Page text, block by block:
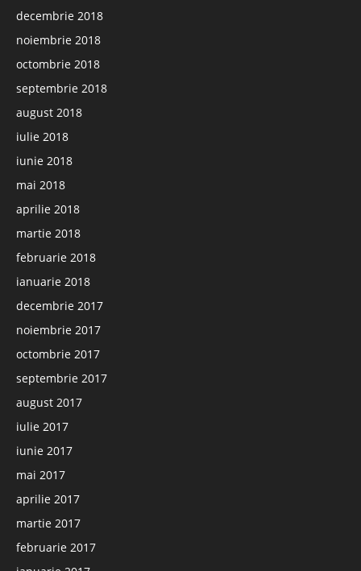
decembrie 2018
noiembrie 2018
octombrie 2018
septembrie 2018
august 2018
iulie 2018
iunie 2018
mai 2018
aprilie 2018
martie 2018
februarie 2018
ianuarie 2018
decembrie 2017
noiembrie 2017
octombrie 2017
septembrie 2017
august 2017
iulie 2017
iunie 2017
mai 2017
aprilie 2017
martie 2017
februarie 2017